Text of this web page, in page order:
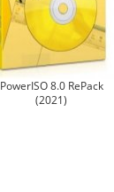
PowerISO 8.0 RePack
(2021)